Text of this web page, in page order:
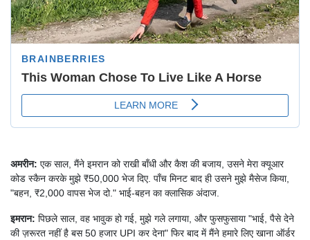
अमरीन: एक साल, मैंने इमरान को राखी बाँधी और कैश की बजाय, उसने मेरा क्यूआर
कोड स्कैन करके मुझे ₹50,000 भेज दिए. पाँच मिनट बाद ही उसने मुझे मैसेज किया,
"बहन, ₹2,000 वापस भेज दो." भाई-बहन का क्लासिक अंदाज.
इमरान: पिछले साल, वह भावुक हो गई, मुझे गले लगाया, और फुसफुसाया "भाई, पैसे देने
की ज़रूरत नहीं है बस 50 हजार UPI कर देना" फिर बाद में मैंने हमारे लिए खाना ऑर्डर